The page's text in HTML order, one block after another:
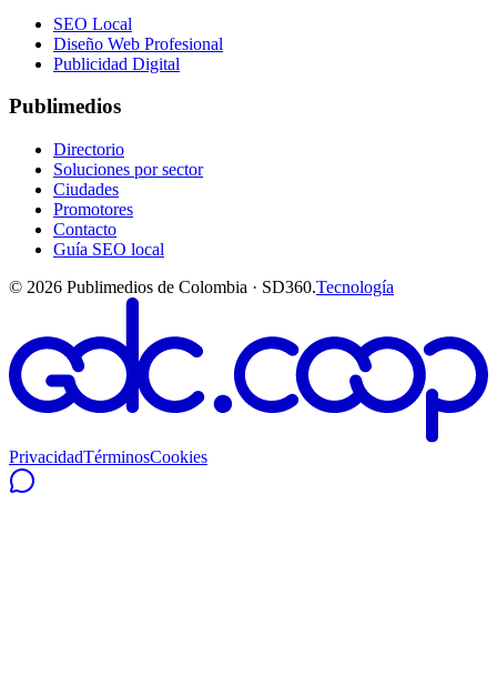
SEO Local
Diseño Web Profesional
Publicidad Digital
Publimedios
Directorio
Soluciones por sector
Ciudades
Promotores
Contacto
Guía SEO local
© 2026 Publimedios de Colombia · SD360.Tecnología
PrivacidadTérminosCookies